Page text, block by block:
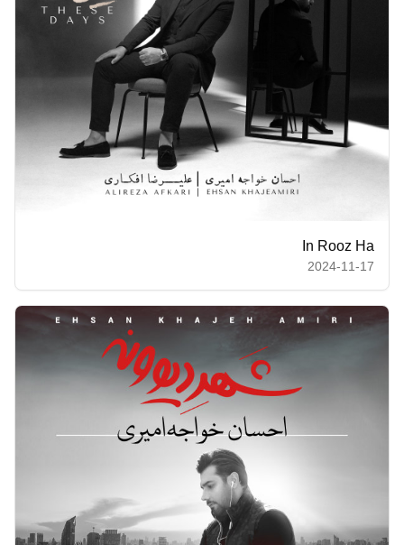
In Rooz Ha
2024-11-17